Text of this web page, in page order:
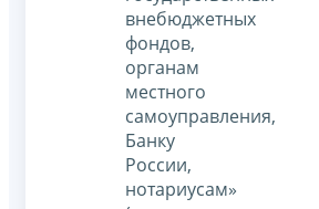
внебюджетных
фондов,
органам
местного
самоуправления,
Банку
России,
нотариусам»